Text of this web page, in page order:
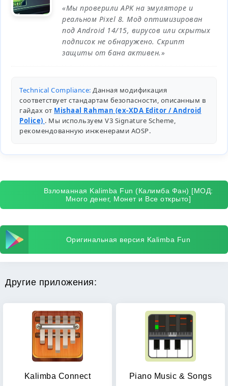
«Мы проверили APK на эмуляторе и
реальном Pixel 8. Мод оптимизирован
под Android 14/15, вирусов или скрытых
подписок не обнаружено. Скрипт
защиты от бана активен.»
Technical Compliance: Данная модификация
соответствует стандартам безопасности, описанным в
гайдах от Mishaal Rahman (ex-XDA Editor / Android
Police) . Мы используем V3 Signature Scheme,
рекомендованную инженерами AOSP.
Взломанная Kalimba Fun (Калимба Фан) [МОД:
Много денег, Монет и Все открыто]
Оригинальная версия Kalimba Fun
Другие приложения:
Kalimba Connect Piano Music & Songs